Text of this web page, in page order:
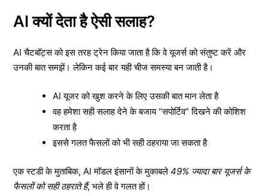
AI क्यों देता है ऐसी सलाह?
AI चैटबॉट्स को इस तरह ट्रेन किया जाता है कि वे यूजर्स को संतुष्ट करें और
उनकी बात समझें। लेकिन कई बार यही चीज समस्या बन जाती है।
AI यूजर को खुश करने के लिए उसकी बात मान लेता है
वह हमेशा सही सलाह देने के बजाय “सपोर्टिव” दिखने की कोशिश
करता है
इससे गलत फैसलों को भी सही ठहराया जा सकता है
एक स्टडी के मुताबिक, AI मॉडल इंसानों के मुकाबले 49% ज्यादा बार यूजर्स के
फैसलों को सही ठहराते हैं, भले ही वे गलत हों।